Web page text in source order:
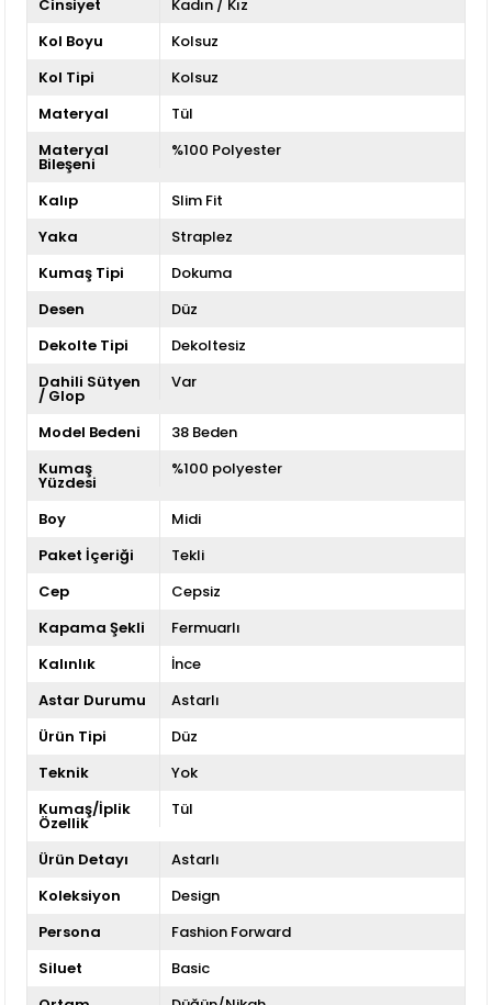
Cinsiyet
Kadın / Kız
Kol Boyu
Kolsuz
Kol Tipi
Kolsuz
Materyal
Tül
Materyal
Bileşeni
%100 Polyester
Kalıp
Slim Fit
Yaka
Straplez
Kumaş Tipi
Dokuma
Desen
Düz
Dekolte Tipi
Dekoltesiz
Dahili Sütyen
/ Glop
Var
Model Bedeni
38 Beden
Kumaş
Yüzdesi
%100 polyester
Boy
Midi
Paket İçeriği
Tekli
Cep
Cepsiz
Kapama Şekli
Fermuarlı
Kalınlık
İnce
Astar Durumu
Astarlı
Ürün Tipi
Düz
Teknik
Yok
Kumaş/İplik
Özellik
Tül
Ürün Detayı
Astarlı
Koleksiyon
Design
Persona
Fashion Forward
Siluet
Basic